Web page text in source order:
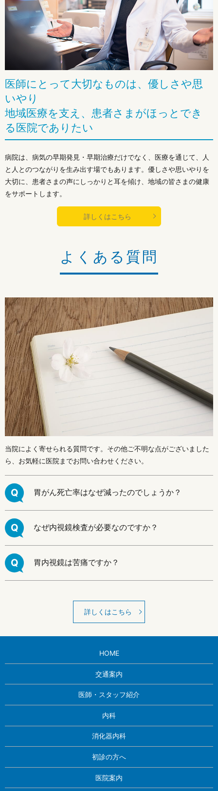
医師にとって大切なものは、優しさや思
いやり
地域医療を支え、患者さまがほっとでき
る医院でありたい
病院は、病気の早期発見・早期治療だけでなく、医療を通じて、人
と人とのつながりを生み出す場でもあります。優しさや思いやりを
大切に、患者さまの声にしっかりと耳を傾け、地域の皆さまの健康
をサポートします。
詳しくはこちら
よくある質問
当院によく寄せられる質問です。その他ご不明な点がございました
ら、お気軽に医院までお問い合わせください。
Q 胃がん死亡率はなぜ減ったのでしょうか？
Q なぜ内視鏡検査が必要なのですか？
Q 胃内視鏡は苦痛ですか？
詳しくはこちら
HOME
交通案内
医師・スタッフ紹介
内科
消化器内科
初診の方へ
医院案内